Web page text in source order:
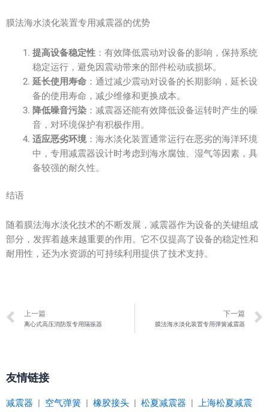
膜法海水淡化装置专用减震器的优势
提高设备稳定性：有效降低震动对设备的影响，保持系统
稳定运行，避免因震动带来的部件松动或损坏。
延长使用寿命：通过减少震动对设备的长期影响，延长设
备的使用寿命，减少维修和更换成本。
降低噪音污染：减震器还能有效降低设备运转时产生的噪
音，对环境保护有积极作用。
适应恶劣环境：海水淡化装置通常运行在恶劣的海洋环境
中，专用减震器设计时考虑到海水腐蚀、湿气等因素，具
备较强的耐久性。
结语
随着膜法海水淡化技术的不断发展，减震器作为设备的关键组成
部分，发挥着越来越重要的作用。它不仅提高了设备的稳定性和
耐用性，还为水资源的可持续利用提供了技术支持。
Prev
上一篇
离心式高压消防泵专用隔振器
下一篇
膜法海水淡化装置专用弹簧减震器
友情链接
减震器 | 空气弹簧 | 橡胶接头 | 松夏减震器 | 上海松夏减震